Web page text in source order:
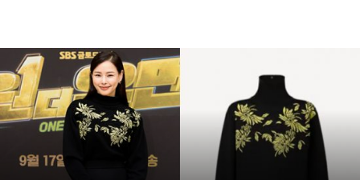
하
늬
패
션